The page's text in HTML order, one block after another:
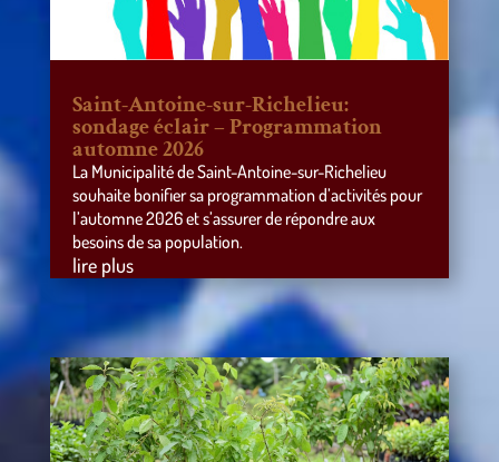
Saint-Antoine-sur-Richelieu:
sondage éclair – Programmation
automne 2026
La Municipalité de Saint-Antoine-sur-Richelieu
souhaite bonifier sa programmation d’activités pour
l’automne 2026 et s’assurer de répondre aux
besoins de sa population.
lire plus